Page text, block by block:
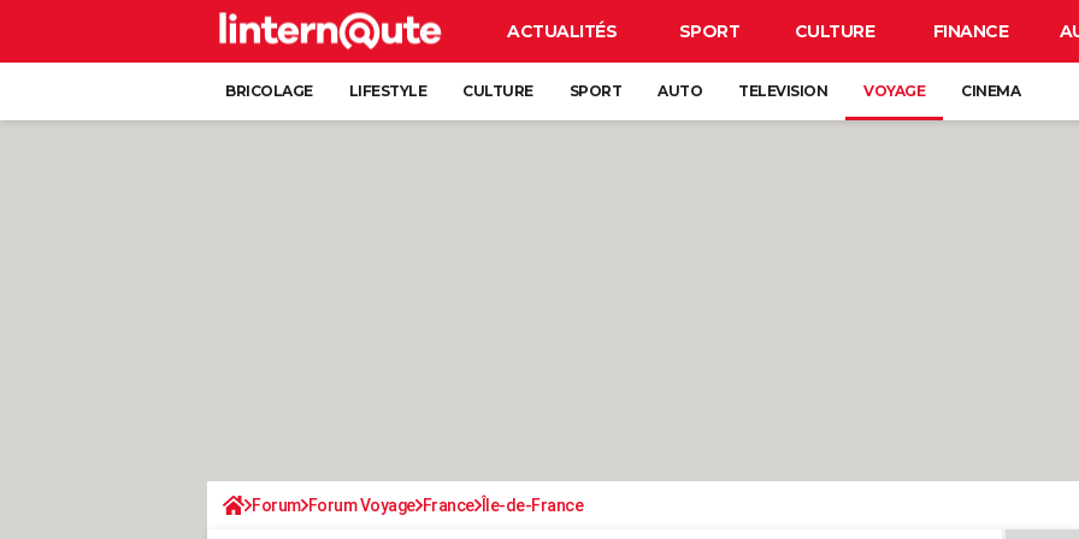
ACTUALITÉS SPORT CULTURE FINANCE
BRICOLAGE LIFESTYLE CULTURE SPORT AUTO TELEVISION VOYAGE CINEMA
Forum Forum Voyage France Île-de-France